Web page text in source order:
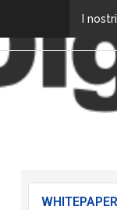
I
WHITEPAPER